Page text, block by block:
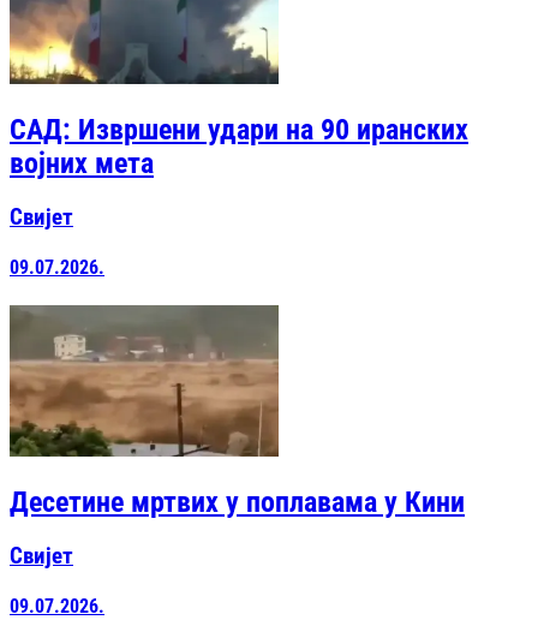
САД: Извршени удари на 90 иранских
војних мета
Свијет
09.07.2026.
Десетине мртвих у поплавама у Кини
Свијет
09.07.2026.